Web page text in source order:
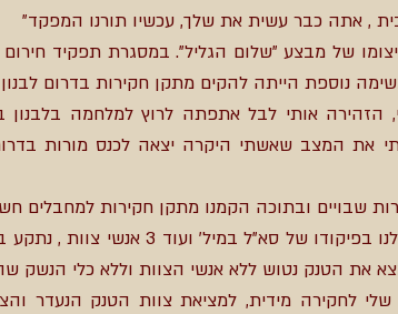
, אתה כבר עשית את שלך, עכשיו תורנו המפקד"
של מבצע "שלום הגליל". במסגרת תפקיד חירום
הזהירה אותי לבל אתפתה לרוץ למלחמה
את המצב שאשתי היקרה יצאה לכנס מורות
שבויים ובתוכה הקמנו מתקן חקירות למחבלים
באותו היום התקבלה ידיעה שטנק
את הטנק נטוש ללא אנשי הצוות וללא כלי הנשק
לחקירה מידית, למציאת צוות הטנק הנעדר